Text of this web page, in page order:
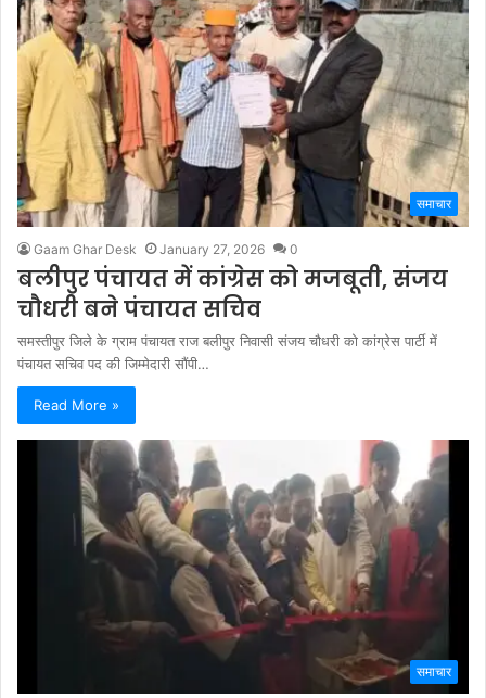
समाचार
Gaam Ghar Desk January 27, 2026 0
बलीपुर पंचायत में कांग्रेस को मजबूती, संजय
चौधरी बने पंचायत सचिव
समस्तीपुर जिले के ग्राम पंचायत राज बलीपुर निवासी संजय चौधरी को कांग्रेस पार्टी में
पंचायत सचिव पद की जिम्मेदारी सौंपी…
Read More »
समाचार